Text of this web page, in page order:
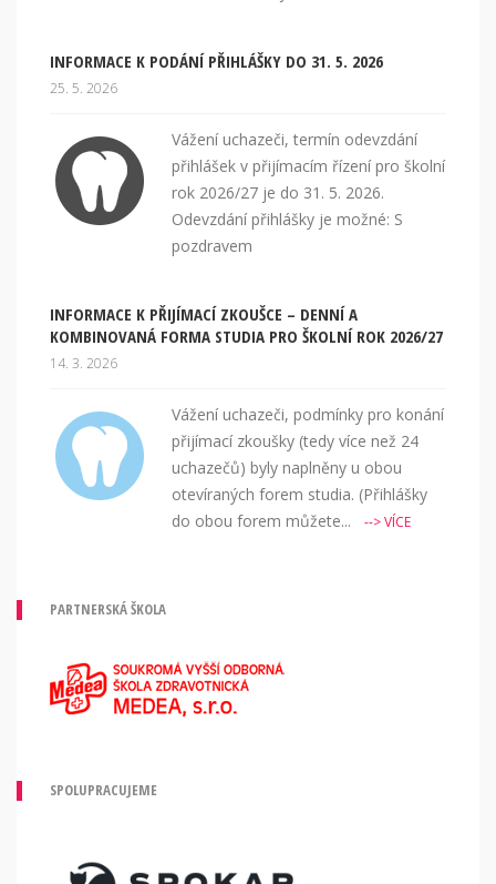
INFORMACE K PODÁNÍ PŘIHLÁŠKY DO 31. 5. 2026
25. 5. 2026
Vážení uchazeči, termín odevzdání
přihlášek v přijímacím řízení pro školní
rok 2026/27 je do 31. 5. 2026.
Odevzdání přihlášky je možné: S
pozdravem
INFORMACE K PŘIJÍMACÍ ZKOUŠCE – DENNÍ A
KOMBINOVANÁ FORMA STUDIA PRO ŠKOLNÍ ROK 2026/27
14. 3. 2026
Vážení uchazeči, podmínky pro konání
přijímací zkoušky (tedy více než 24
uchazečů) byly naplněny u obou
otevíraných forem studia. (Přihlášky
do obou forem můžete... --> VÍCE
PARTNERSKÁ ŠKOLA
SPOLUPRACUJEME